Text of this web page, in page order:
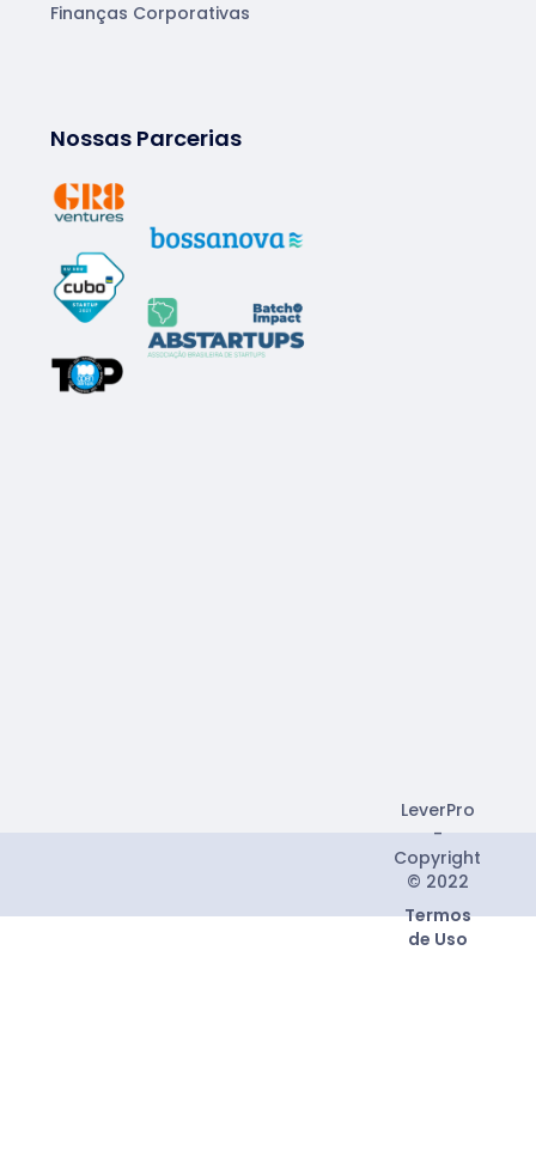
Finanças Corporativas
Nossas Parcerias
LeverPro
-
Copyright
© 2022
Termos
de Uso